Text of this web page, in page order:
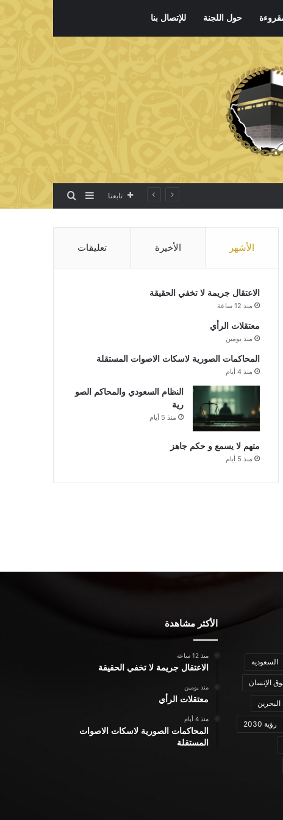
حول اللجنة للإتصال بنا
تابعنا إضافة عمود جانبي
بحث عن
الأشهر الأخيرة تعليقات
الاعتقال جريمة لا تخفي الحقيقة
منذ 12 ساعة
معتقلات الرأي
منذ يومين
المحاكمات الصورية لاسكات الاصوات المستقلة
منذ 4 أيام
النظام السعودي والمحاكم الصو
رية
منذ 5 أيام
متهم لا يسمع و حكم جاهز
منذ 5 أيام
السعودية
الإنسان
رؤية 2030
الأكثر مشاهدة
منذ 12 ساعة
الاعتقال جريمة لا تخفي الحقيقة
منذ يومين
معتقلات الرأي
منذ 4 أيام
المحاكمات الصورية لاسكات الاصوات
المستقلة